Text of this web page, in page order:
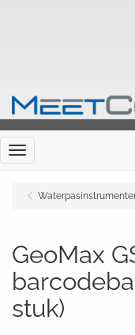
Menu
GeoMax
stuk)